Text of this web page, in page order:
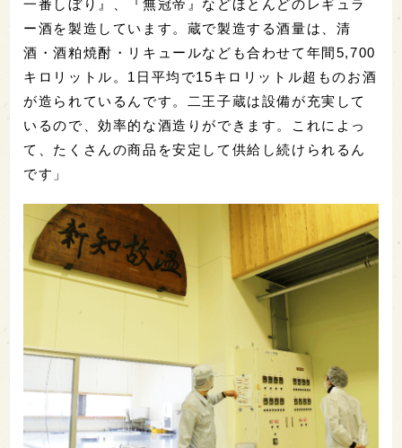
一番しぼり』、『無冠帝』などほとんどのレギュラ
ー酒を製造しています。蔵で製造する酒量は、清
酒・酒粕焼酎・リキュールなども合わせて年間5,700
キロリットル。1日平均で15キロリットル超ものお酒
が造られているんです。二王子蔵は設備が充実して
いるので、効率的な酒造りができます。これによっ
て、たくさんの商品を安定して供給し続けられるん
です」